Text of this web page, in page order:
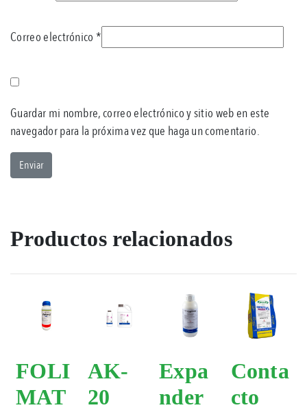
Correo electrónico*
Guardar mi nombre, correo electrónico y sitio web en este
navegador para la próxima vez que haga un comentario.
Productos relacionados
FOLI
MAT
AK-
20
Expa
nder
Conta
cto